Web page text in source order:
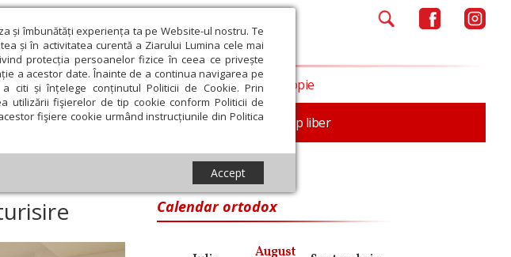
și îmbunătăți experiența ta pe Website-ul nostru. Te
și în activitatea curentă a Ziarului Lumina cele mai
protecția persoanelor fizice în ceea ce privește
a acestor date. Înainte de a continua navigarea pe
citi și înțelege conținutul Politicii de Cookie. Prin
utilizării fişierelor de tip cookie conform Politicii de
fişiere cookie urmând instrucțiunile din Politica
Accept
și Cultură Societate
Religie și știință Familie Timp liber
Opinii Filantropie
Calendar ortodox
August